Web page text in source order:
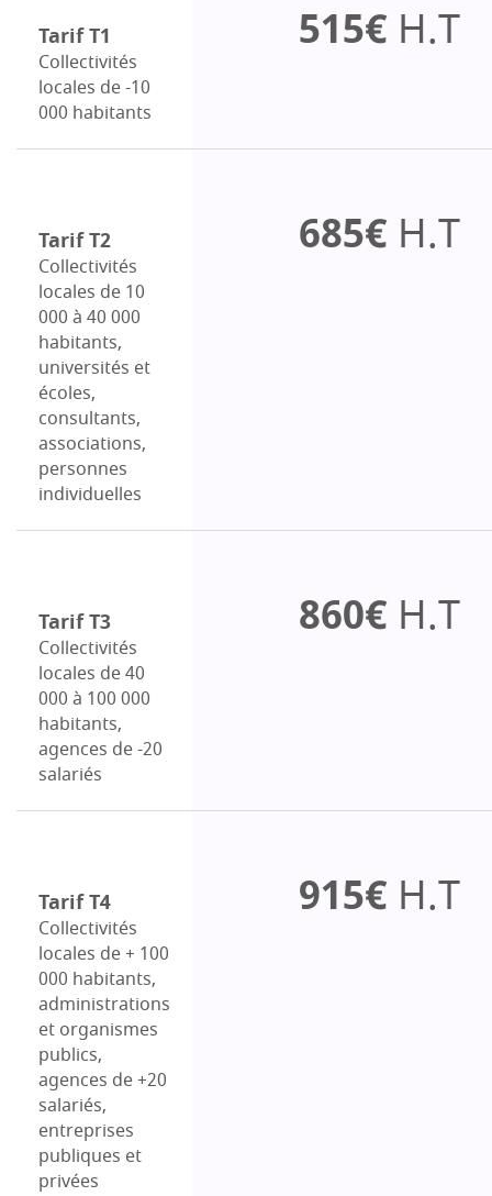
Tarif T1
Collectivités
locales de -10
000 habitants
515€ H.T
Tarif T2
Collectivités
locales de 10
000 à 40 000
habitants,
universités et
écoles,
consultants,
associations,
personnes
individuelles
685€ H.T
Tarif T3
Collectivités
locales de 40
000 à 100 000
habitants,
agences de -20
salariés
860€ H.T
Tarif T4
Collectivités
locales de + 100
000 habitants,
administrations
et organismes
publics,
agences de +20
salariés,
entreprises
publiques et
privées
915€ H.T